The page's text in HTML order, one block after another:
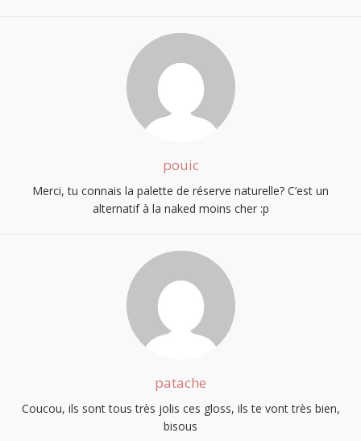
pouic
Merci, tu connais la palette de réserve naturelle? C’est un
alternatif à la naked moins cher :p
patache
Coucou, ils sont tous très jolis ces gloss, ils te vont très bien,
bisous